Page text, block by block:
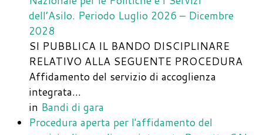
dell’Asilo. Periodo Luglio 2026 – Dicembre
2028
SI PUBBLICA IL BANDO DISCIPLINARE
RELATIVO ALLA SEGUENTE PROCEDURA
Affidamento del servizio di accoglienza
integrata…
in Bandi di gara
Procedura aperta per l'affidamento del